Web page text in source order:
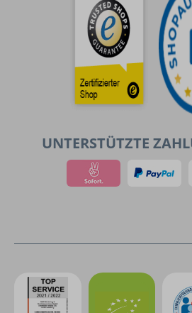
UNTERSTÜTZTE